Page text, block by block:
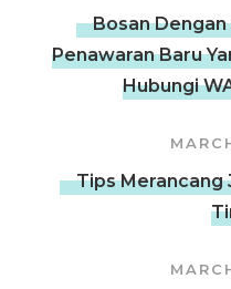
Bosan
Penawaran Baru
Hubungi
Tips Merancang